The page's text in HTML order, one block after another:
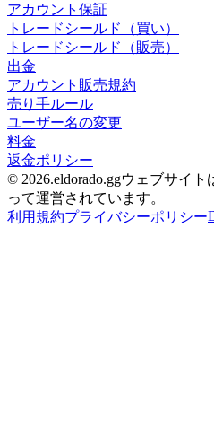
アカウント保証
トレードシールド（買い）
トレードシールド（販売）
出金
アカウント販売規約
売り手ルール
ユーザー名の変更
料金
返金ポリシー
© 2026.eldorado.ggウェブサイト
って運営されています。
利用規約プライバシーポリシー